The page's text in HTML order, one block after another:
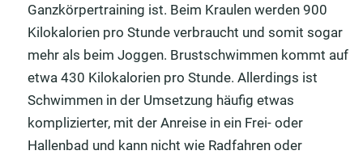
Ganzkörpertraining ist. Beim Kraulen werden 900
Kilokalorien pro Stunde verbraucht und somit sogar
mehr als beim Joggen. Brustschwimmen kommt auf
etwa 430 Kilokalorien pro Stunde. Allerdings ist
Schwimmen in der Umsetzung häufig etwas
komplizierter, mit der Anreise in ein Frei- oder
Hallenbad und kann nicht wie Radfahren oder